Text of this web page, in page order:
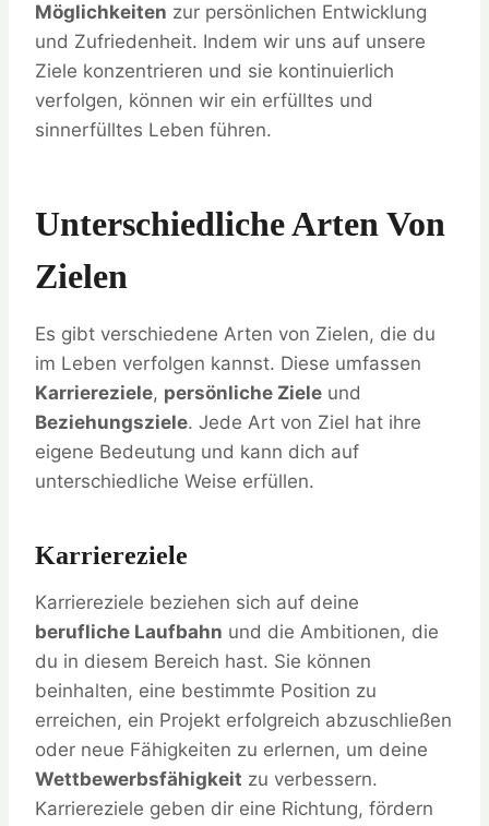
Möglichkeiten zur persönlichen Entwicklung
und Zufriedenheit. Indem wir uns auf unsere
Ziele konzentrieren und sie kontinuierlich
verfolgen, können wir ein erfülltes und
sinnerfülltes Leben führen.
Unterschiedliche Arten Von
Zielen
Es gibt verschiedene Arten von Zielen, die du
im Leben verfolgen kannst. Diese umfassen
Karriereziele, persönliche Ziele und
Beziehungsziele. Jede Art von Ziel hat ihre
eigene Bedeutung und kann dich auf
unterschiedliche Weise erfüllen.
Karriereziele
Karriereziele beziehen sich auf deine
berufliche Laufbahn und die Ambitionen, die
du in diesem Bereich hast. Sie können
beinhalten, eine bestimmte Position zu
erreichen, ein Projekt erfolgreich abzuschließen
oder neue Fähigkeiten zu erlernen, um deine
Wettbewerbsfähigkeit zu verbessern.
Karriereziele geben dir eine Richtung, fördern